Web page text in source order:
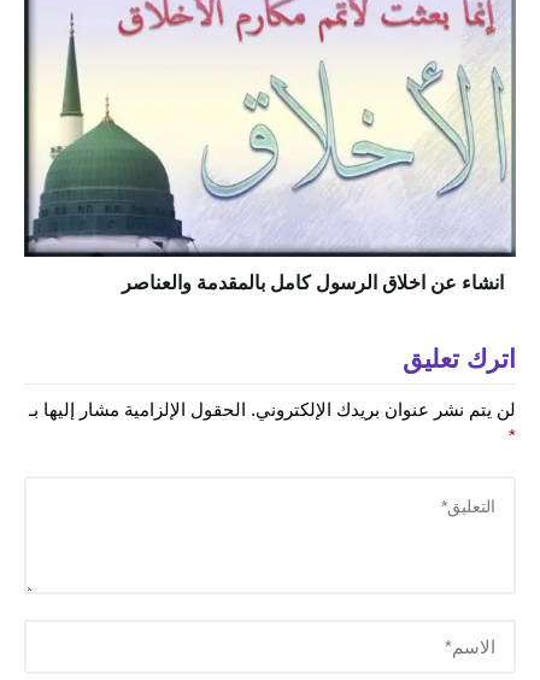
انشاء عن اخلاق الرسول كامل بالمقدمة والعناصر
اترك تعليق
لن يتم نشر عنوان بريدك الإلكتروني. الحقول الإلزامية مشار إليها بـ
*